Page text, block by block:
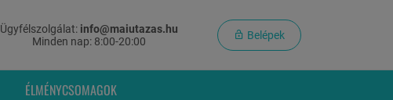
Ügyfélszolgálat: info@maiutazas.hu
Minden nap: 8:00-20:00
Belépek
ÉLMÉNYCSOMAGOK